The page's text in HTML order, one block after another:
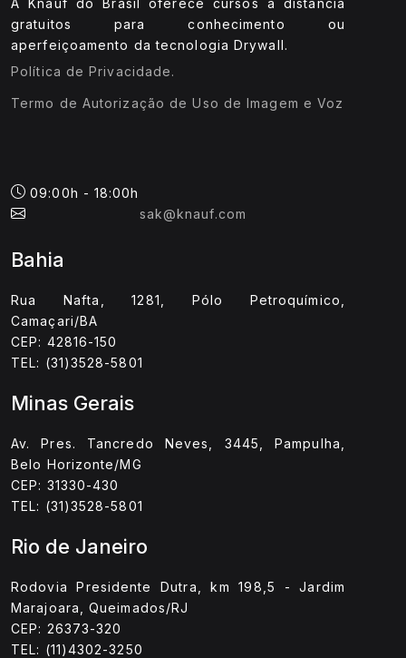
gratuitos para conhecimento ou
aperfeiçoamento da tecnologia Drywall.
Política de Privacidade.
Termo de Autorização de Uso de Imagem e Voz
09:00h - 18:00h
sak@knauf.com
Bahia
Rua Nafta, 1281, Pólo Petroquímico,
Camaçari/BA
CEP: 42816-150
TEL: (31)3528-5801
Minas Gerais
Av. Pres. Tancredo Neves, 3445, Pampulha,
Belo Horizonte/MG
CEP: 31330-430
TEL: (31)3528-5801
Rio de Janeiro
Rodovia Presidente Dutra, km 198,5 - Jardim
Marajoara, Queimados/RJ
CEP: 26373-320
TEL: (11)4302-3250